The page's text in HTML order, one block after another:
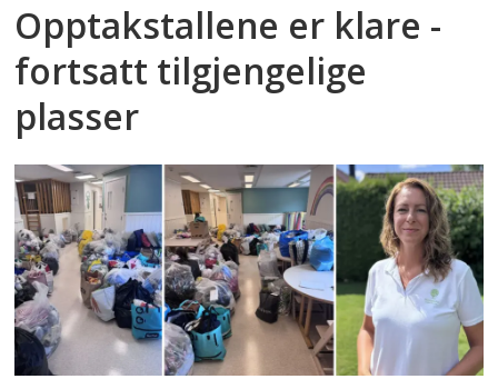
Opptakstallene er klare -
fortsatt tilgjengelige
plasser